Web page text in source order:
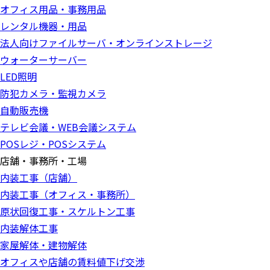
オフィス用品・事務用品
レンタル機器・用品
法人向けファイルサーバ・オンラインストレージ
ウォーターサーバー
LED照明
防犯カメラ・監視カメラ
自動販売機
テレビ会議・WEB会議システム
POSレジ・POSシステム
店舗・事務所・工場
内装工事（店舗）
内装工事（オフィス・事務所）
原状回復工事・スケルトン工事
内装解体工事
家屋解体・建物解体
オフィスや店舗の賃料値下げ交渉